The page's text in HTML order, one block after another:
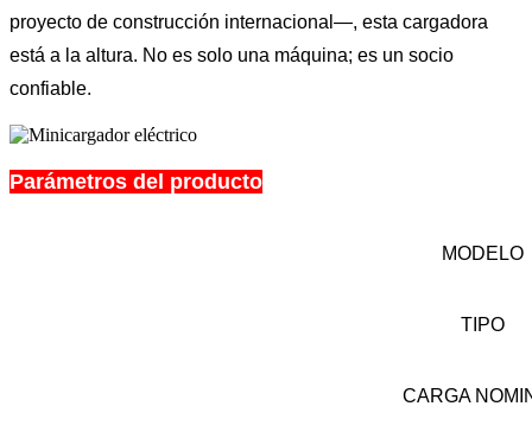
proyecto de construcción internacional—, esta cargadora
está a la altura. No es solo una máquina; es un socio
confiable.
Parámetros del producto
MODELO
TIPO
CARGA